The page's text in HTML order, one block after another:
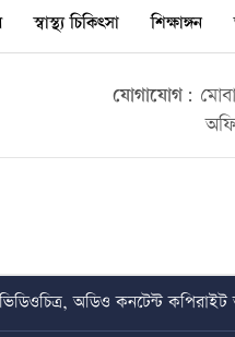
স্বাস্থ্য চিকিৎসা শিক্ষাঙ্গন
যোগাযোগ:
অডিও কনটেন্ট কপিরাইট